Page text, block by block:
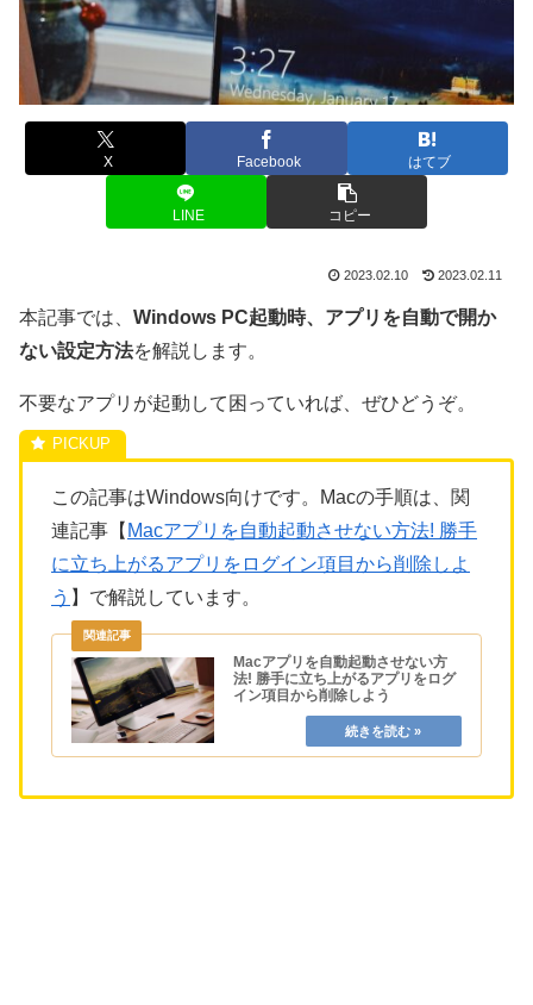
X Facebook はてブ
LINE コピー
2023.02.10 2023.02.11
本記事では、 Windows PC起動時、アプリを自動で開か
ない設定方法を解説します。
不要なアプリが起動して困っていれば、ぜひどうぞ。
この記事はWindows向けです。Macの手順は、関
連記事【 Macアプリを自動起動させない方法! 勝手
に立ち上がるアプリをログイン項目から削除しよ
う 】で解説しています。
Macアプリを自動起動させない方
法! 勝手に立ち上がるアプリをログ
イン項目から削除しよう